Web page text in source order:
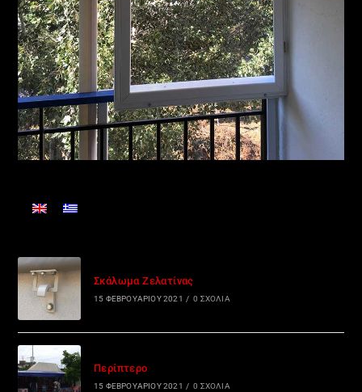
Σκάλωμα Ζελατίνας
15 ΦΕΒΡΟΥΑΡΊΟΥ 2021 / 0 ΣΧΌΛΙΑ
Περίπτερο
15 ΦΕΒΡΟΥΑΡΊΟΥ 2021 / 0 ΣΧΌΛΙΑ